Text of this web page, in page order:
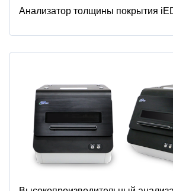
Анализатор толщины покрытия